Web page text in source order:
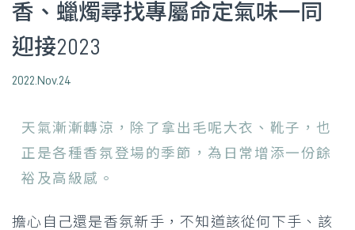
香、蠟燭尋找專屬命定氣味一同
迎接2023
2022.Nov.24
天氣漸漸轉涼，除了拿出毛呢大衣、靴子，也
正是各種香氛登場的季節，為日常增添一份餘
裕及高級感。
擔心自己還是香氛新手，不知道該從何下手、該